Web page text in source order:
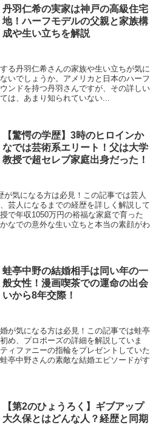
丹羽仁希の実家は神戸の高級住宅
地！ハーフモデルの父親と家族構
成や生い立ちを解説
る丹羽仁希さんの家族や生い立ちが気に
いでしょうか。アメリカと日本のハーフ
ンドを持つ丹羽さんですが、その詳しい
は、あまり知られていない...
【驚愕の学歴】3時のヒロインか
なでは芸術系エリート！父は大学
教授で超セレブ家庭出身だった！
気になる方は必見！この記事では芸人
芸人になるまでの経歴を詳しく解説して
で年収1050万円の裕福な家庭で育った
なでの意外な生い立ちと本当の素顔がわ
蛙亭中野の結婚相手は同い年の一
般女性！漫画喫茶での運命の出会
いから8年交際！
が気になる方は必見！この記事では蛙亭
め、プロポーズの詳細を解説していま
ィファニーの指輪をプレゼントしていた
亭中野さんの素敵な結婚エピソードがす
【第2のひょうろく】ギブアップ
大久保とはどんな人？経歴と同期